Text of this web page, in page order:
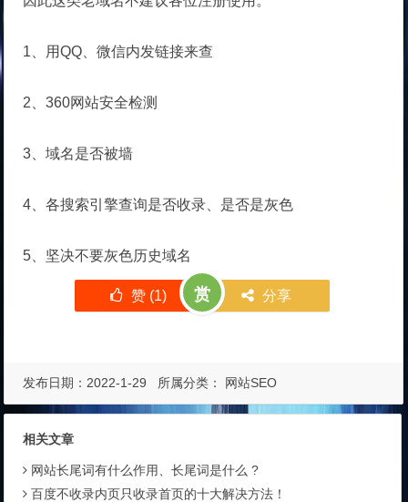
1、用QQ、微信内发链接来查
2、360网站安全检测
3、域名是否被墙
4、各搜索引擎查询是否收录、是否是灰色
5、坚决不要灰色历史域名
赞 (1) 赏 分享
发布日期：2022-1-29 所属分类： 网站SEO
相关文章
网站长尾词有什么作用、长尾词是什么 ?
百度不收录内页只收录首页的十大解决方法！